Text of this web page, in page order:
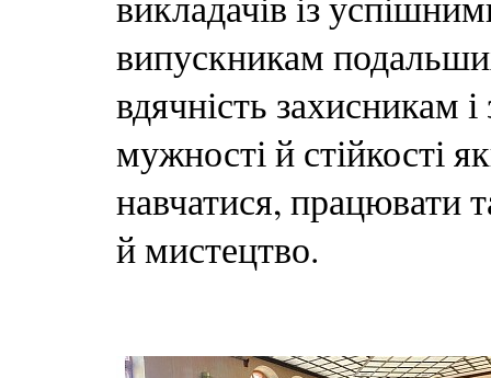
випускникам
вдячність захисникам
мужності й стійкості
навчатися, працювати
й мистецтво.